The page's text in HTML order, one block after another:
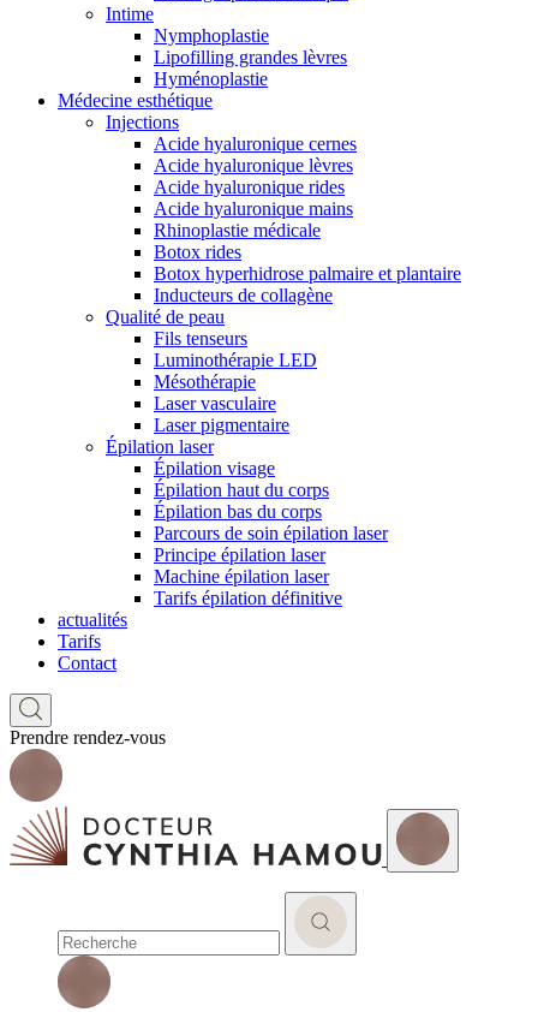
Intime
Nymphoplastie
Lipofilling grandes lèvres
Hyménoplastie
Médecine esthétique
Injections
Acide hyaluronique cernes
Acide hyaluronique lèvres
Acide hyaluronique rides
Acide hyaluronique mains
Rhinoplastie médicale
Botox rides
Botox hyperhidrose palmaire et plantaire
Inducteurs de collagène
Qualité de peau
Fils tenseurs
Luminothérapie LED
Mésothérapie
Laser vasculaire
Laser pigmentaire
Épilation laser
Épilation visage
Épilation haut du corps
Épilation bas du corps
Parcours de soin épilation laser
Principe épilation laser
Machine épilation laser
Tarifs épilation définitive
actualités
Tarifs
Contact
Prendre rendez-vous